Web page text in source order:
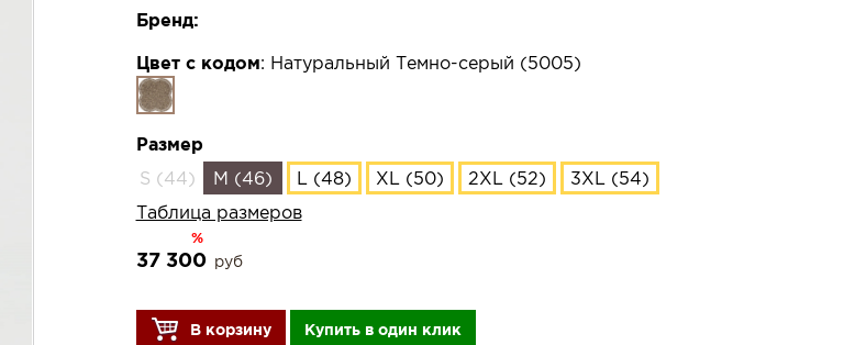
Бренд:
Цвет с кодом: Натуральный Темно-серый (5005)
Размер
S (44)
M (46) L (48) XL (50) 2XL (52)
3XL (54)
Таблица размеров
%
37 300 руб
В корзину Купить в один клик